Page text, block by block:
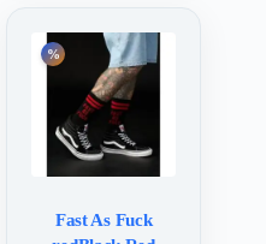
Optionen
können
Produktseite
gewählt
werden
Fast As Fuck